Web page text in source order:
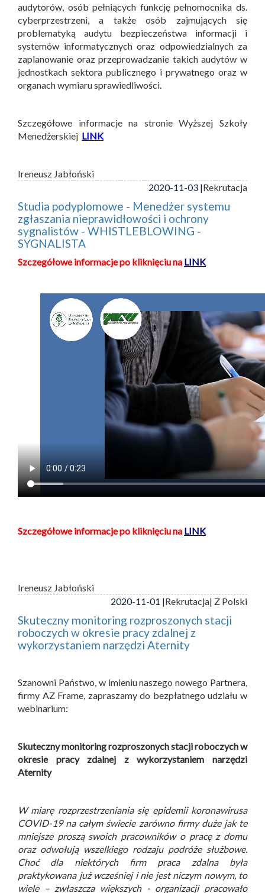
audytorów, osób pełniących funkcję pełnomocnika ds.
cyberprzestrzeni, a także osób zajmujących się
problematyką audytu bezpieczeństwa informacji i
systemów informatycznych oraz odpowiedzialnych za
zaplanowanie oraz przeprowadzanie takich audytów w
jednostkach sektora publicznego i prywatnego oraz w
organach wymiaru sprawiedliwości.
Szczegółowe informacje na stronie Wyższej Szkoły
Menedżerskiej LINK
Ireneusz Jabłoński
2020-11-03 |Rekrutacja
Studia podyplomowe - Menedżer systemu
zgłaszania nieprawidłowości i ochrony
sygnalistów - WHISTLEBLOWING -
SYGNALISTA
Szczegółowe informacje po kliknięciu na LINK
Szczegółowe informacje po kliknięciu na LINK
Ireneusz Jabłoński
2020-11-01 |Rekrutacja| Z Polski
Skuteczny monitoring rozproszonych stacji
roboczych w okresie pracy zdalnej z
wykorzystaniem narzędzi Aternity
Szanowni Państwo, w imieniu naszego nowego Partnera,
firmy AZ Frame, zapraszamy do bezpłatnego udziału w
webinarium:
Skuteczny monitoring rozproszonych stacji roboczych w
okresie pracy zdalnej z wykorzystaniem narzędzi
Aternity
W miarę rozprzestrzeniania się epidemii koronawirusa
COVID-19 na całym świecie zarówno firmy duże jak te
mniejsze proszą swoich pracowników o pracę z domu
oraz odwołują wszelkiego rodzaju podróże służbowe.
Choć dla niektórych firm praca zdalna była
praktykowana już wcześniej i nie jest niczym nowym, to
wiele – zwłaszcza większych - organizacji pracowało